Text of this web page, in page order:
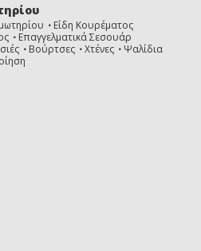
Είδη Κουρέματος
Επαγγελματικά Σεσουάρ
Βούρτσες Χτένες
Ψαλίδια